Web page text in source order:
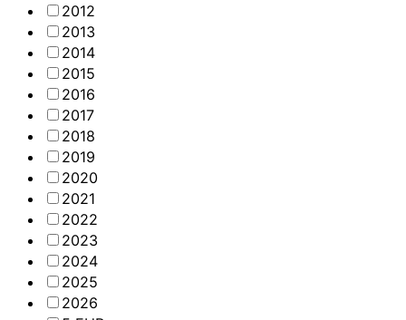
2012
2013
2014
2015
2016
2017
2018
2019
2020
2021
2022
2023
2024
2025
2026